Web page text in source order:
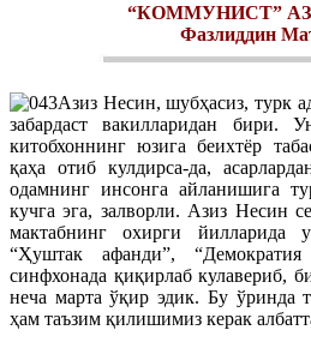
“КОММУНИСТ”
Фазлиддин
Азиз Несин, шубҳасиз, турк
забардаст вакилларидан бири.
китобхоннинг юзига беихтёр
қаҳа отиб кулдирса-да,
одамнинг инсонга айланишига
кучга эга, залворли. Азиз Несин
мактабнинг охирги йилларида
“Ҳуштак афанди”,
синфхонада қиқирлаб кулавериб,
неча марта ўқир эдик. Бу ўринда
ҳам таъзим қилишимиз керак